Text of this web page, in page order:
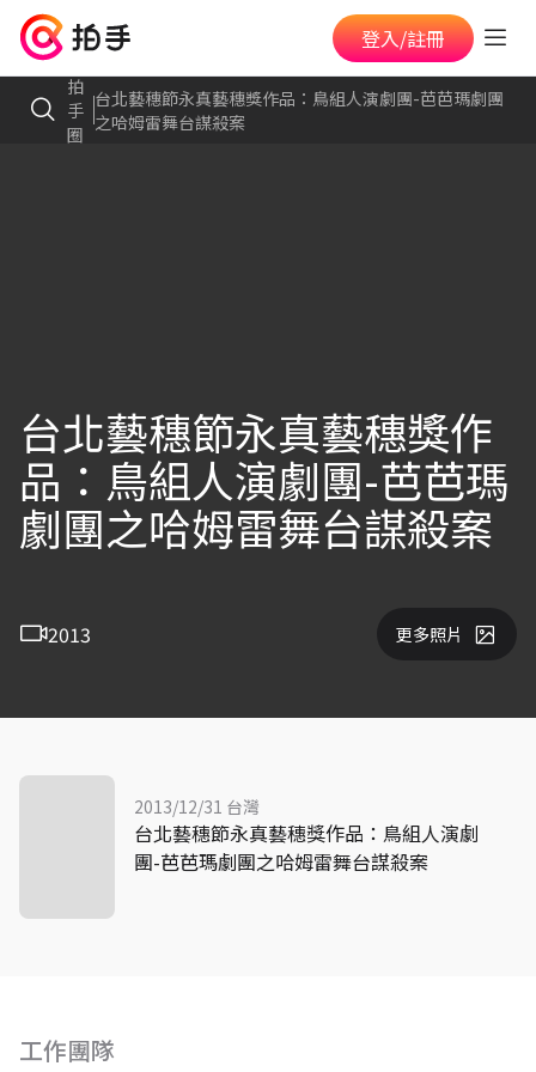
登入/註冊
拍
手
圈
台北藝穗節永真藝穗獎作品：鳥組人演劇團-芭芭瑪劇團
之哈姆雷舞台謀殺案
台北藝穗節永真藝穗獎作
品：鳥組人演劇團-芭芭瑪
劇團之哈姆雷舞台謀殺案
2013 更多照片
工作團隊
2013/12/31 台灣
台北藝穗節永真藝穗獎作品：鳥組人演劇
團-芭芭瑪劇團之哈姆雷舞台謀殺案